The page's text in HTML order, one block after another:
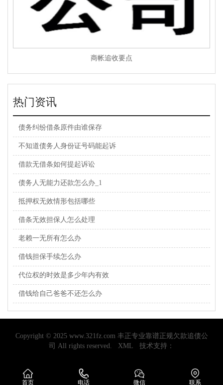
商帐追收要点
热门资讯
债务纠纷借条原件由谁保存
不知道债务人身份证号码能起诉
借款无借条如何提起诉讼
债务人无能力还款怎么办_1
抵押权无效情形包括哪些
借条无效担保人怎么处理
老赖一无所有怎么办
借钱担保手续怎么办
代位权的时效是多少年内有效
借钱给自己爸爸不还怎么办
Copyright © 2025 www.321fz.com 丰正专业靠谱正规欠款追债公
司 All rights reserved.
XML 技术支持：
首页 电话 微信 联系